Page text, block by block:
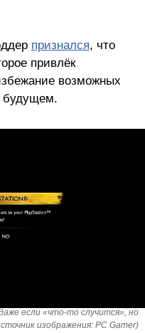
признался, что
привлёк
возможных
будущем.
если «что-то случится», но
изображения: PC Gamer)